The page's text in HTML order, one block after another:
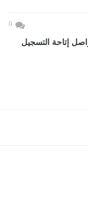
0
يواصل إتاحة التسجيل